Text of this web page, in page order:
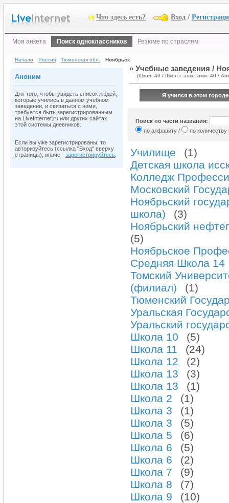
Что здесь есть? Вход /
Моя анкета Поиск одноклассников Резюме по отраслям
Начало Россия Тюменская обл. Ноябрьск
Аноним
Для того, чтобы увидеть список людей,
которые учились в данном учебном
заведении, и связаться с ними,
требуется быть зарегистрированным
на LiveInternet.ru или других сайтах
этой системы дневников.
Если вы уже зарегистрированы, то
авторизуйтесь (ссылка "Вход" вверху
страницы), иначе - зарегистрируйтесь
» Учебные заведения /
(Школ: 49 / Школ с анкетами: 40 /
Я учился в этом
Поиск по части названия:
по алфавиту /
по
Училище
(1)
Детская школа
Колледж
Московский
Ноябрьский
школа)
(3)
Ноябрьский
(5)
Ноябрьское
Средняя Школа 14
Томский
(филиал)
(1)
Тюменский
Уральская
Уральский
Школа 10
(5)
Школа 11
(24)
Школа 12
(2)
Школа 13
(3)
Школа 13
(1)
Школа 2
(1)
Школа 3
(1)
Школа 3
(5)
Школа 5
(6)
Школа 6
(5)
Школа 6
(2)
Школа 7
(9)
Школа 8
(7)
Школа 9
(10)